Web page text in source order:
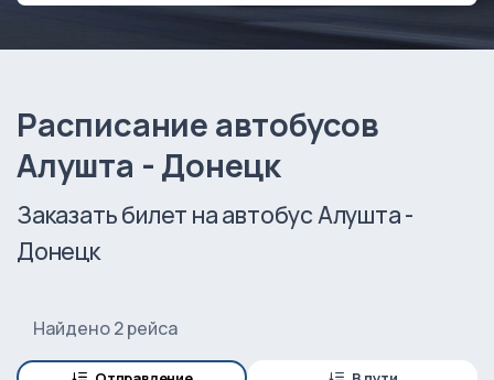
Расписание автобусов
Алушта - Донецк
Заказать билет на автобус Алушта -
Донецк
Найдено 2 рейса